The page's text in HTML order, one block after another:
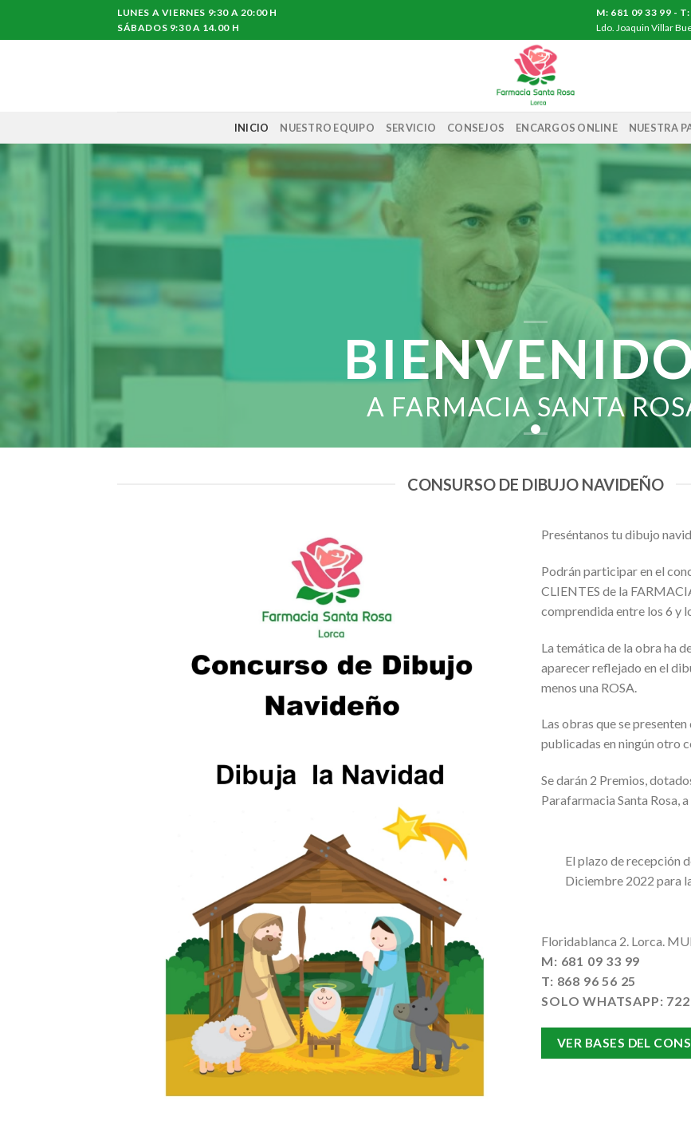
LUNES A VIERNES 9:30 A 20:00 H
SÁBADOS 9:30 A 14.00 H
M: 681 09 33 99 -
Ldo. Joaquin Villar
INICIO NUESTRO EQUIPO SERVICIO CONSEJOS ENCARGOS ONLINE NUESTRA
A FARMACIA SANTA
CONSURSO DE DIBUJO NAVIDEÑO
Preséntanos tu dibujo
Podrán participar en el
CLIENTES de la
comprendida entre los 6 y
La temática de la obra ha
aparecer reflejado en el
menos una ROSA.
Las obras que se
publicadas en ningún otro
Se darán 2 Premios,
Parafarmacia Santa Rosa,
El plazo de recepción
Diciembre 2022 para
Floridablanca 2. Lorca.
M: 681 09 33 99
T: 868 96 56 25
SOLO WHATSAPP:
VER BASES DEL